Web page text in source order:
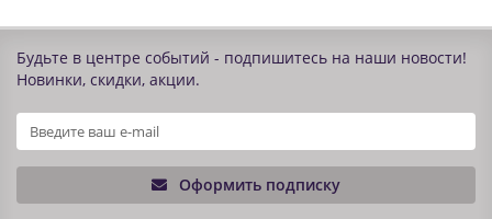
Будьте в центре событий - подпишитесь на наши новости!
Новинки, скидки, акции.
Оформить подписку